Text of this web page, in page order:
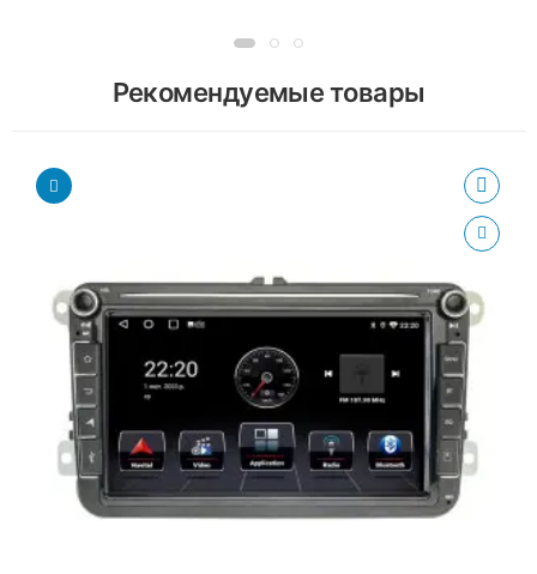
Рекомендуемые товары